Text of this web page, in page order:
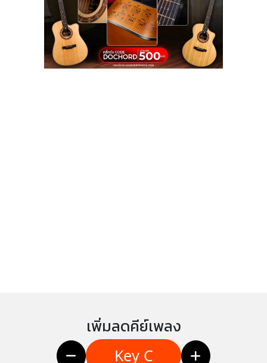
เพิ่มลดคีย์เพลง
Key C